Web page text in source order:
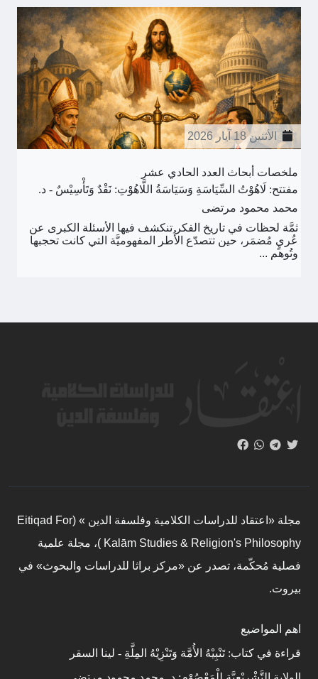
الأثنين 18 آيار 2026
ملخصات أبحاث العدد الحادي عشر
مفتتح: لَاهُوْتُ السِّيَاسَةِ وَسَيَاسَةُ اللَّاهُوْتِ: نَقْدٌ وَتَأْسِيْسٌ - د.
محمد محمود مرتضى
ثمَّة لحظات في تاريخ الفكر تنكشف فيها الأسئلة الكبرى عن
عُريٍ مُضمَر، حين تتصدّع الأُطر المفهوميَّة التي كانت تحجبها
وتُوهم ...
مجلة «اعتقاد للدراسات الكلامية وفلسفة الدين » (Eitiqad For
Kalām Studies & Religion's Philosophy )، مجلة علمية
فصلية مُحكّمة، تصدر عن «مركز براثا للدراسات والبحوث» في
بيروت.
اهم المواضيع
قراءة في كتاب: تَنْبِيْهُ الأُمَّة وَتَنْزِيْهُ المِلَّةِ - لينا السقر